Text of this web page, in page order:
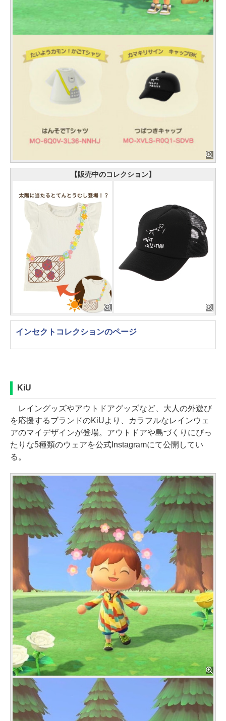
【販売中のコレクション】
インセクトコレクションのページ
KiU
レイングッズやアウトドアグッズなど、大人の外遊び
を応援するブランドのKiUより、カラフルなレインウェ
アのマイデザインが登場。アウトドアや島づくりにぴっ
たりな5種類のウェアを公式Instagramにて公開してい
る。